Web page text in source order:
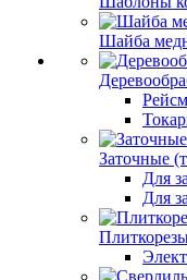
Шайба
Заточные
Для
Для